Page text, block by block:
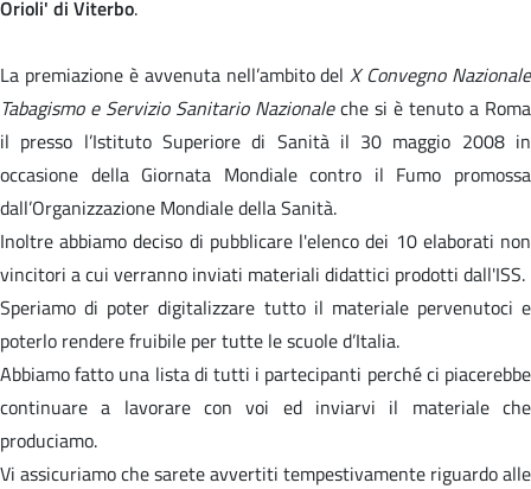
Orioli' di Viterbo.
La premiazione è avvenuta nell’ambito delX Convegno Nazionale
Tabagismo e Servizio Sanitario Nazionaleche si è tenuto a Roma
il presso l’Istituto Superiore di Sanità il 30 maggio 2008 in
occasione della Giornata Mondiale contro il Fumo promossa
dall’Organizzazione Mondiale della Sanità.
Inoltre abbiamo deciso di pubblicare l'elenco dei 10 elaborati non
vincitori a cui verranno inviati materiali didattici prodotti dall'ISS.
Speriamo di poter digitalizzare tutto il materiale pervenutoci e
poterlo rendere fruibile per tutte le scuole d’Italia.
Abbiamo fatto una lista di tutti i partecipanti perché ci piacerebbe
continuare a lavorare con voi ed inviarvi il materiale che
produciamo.
Vi assicuriamo che sarete avvertiti tempestivamente riguardo alle